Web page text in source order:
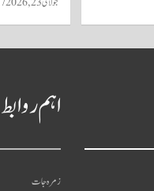
اہم روابط
زمرہ جات